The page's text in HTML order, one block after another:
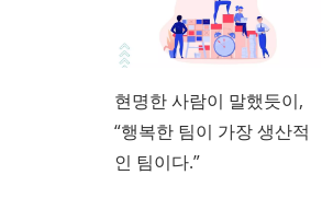
현명한 사람이 말했듯이,
“행복한 팀이 가장 생산적
인 팀이다.”